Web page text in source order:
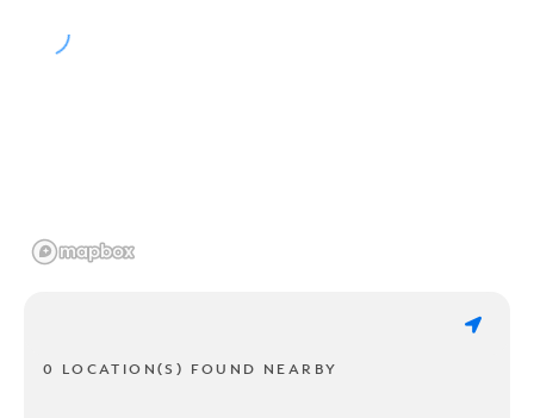
0 LOCATION(S) FOUND NEARBY